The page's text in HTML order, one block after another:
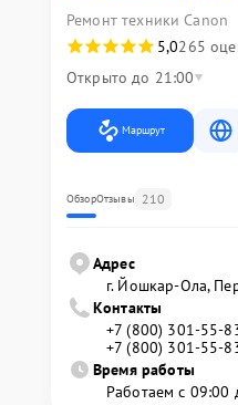
Ремонт техники Canon
5,0265
Открыто до 21:00
Маршрут
ОбзорОтзывы 210
Адрес
г. Йошкар-Ола,
Контакты
+7 (800) 301-55-
+7 (800) 301-55-
Время работы
Работаем с 09:00